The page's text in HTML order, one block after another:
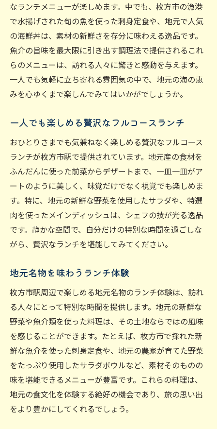
なランチメニューが楽しめます。中でも、枚方市の漁港
で水揚げされた旬の魚を使った刺身定食や、地元で人気
の海鮮丼は、素材の新鮮さを存分に味わえる逸品です。
魚介の旨味を最大限に引き出す調理法で提供されるこれ
らのメニューは、訪れる人々に驚きと感動を与えます。
一人でも気軽に立ち寄れる雰囲気の中で、地元の海の恵
みを心ゆくまで楽しんでみてはいかがでしょうか。
一人でも楽しめる贅沢なフルコースランチ
おひとりさまでも気兼ねなく楽しめる贅沢なフルコース
ランチが枚方市駅で提供されています。地元産の食材を
ふんだんに使った前菜からデザートまで、一皿一皿がア
ートのように美しく、味覚だけでなく視覚でも楽しめま
す。特に、地元の新鮮な野菜を使用したサラダや、特選
肉を使ったメインディッシュは、シェフの技が光る逸品
です。静かな空間で、自分だけの特別な時間を過ごしな
がら、贅沢なランチを堪能してみてください。
地元名物を味わうランチ体験
枚方市駅周辺で楽しめる地元名物のランチ体験は、訪れ
る人々にとって特別な時間を提供します。地元の新鮮な
野菜や魚介類を使った料理は、その土地ならではの風味
を感じることができます。たとえば、枚方市で採れた新
鮮な魚介を使った刺身定食や、地元の農家が育てた野菜
をたっぷり使用したサラダボウルなど、素材そのものの
味を堪能できるメニューが豊富です。これらの料理は、
地元の食文化を体験する絶好の機会であり、旅の思い出
をより豊かにしてくれるでしょう。